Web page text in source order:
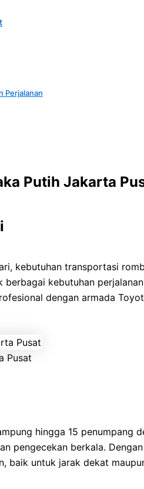
Perjalanan
Putih Jakarta
kebutuhan transportasi
berbagai kebutuhan
dengan armada
Pusat
hingga 15 penumpang
pengecekan berkala.
baik untuk jarak dekat